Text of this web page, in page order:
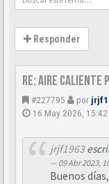
Responder
Re: Aire caliente
#227795 por
16 May 2026, 15:42
jrjf1963
09 Abr 2023,
Buenos